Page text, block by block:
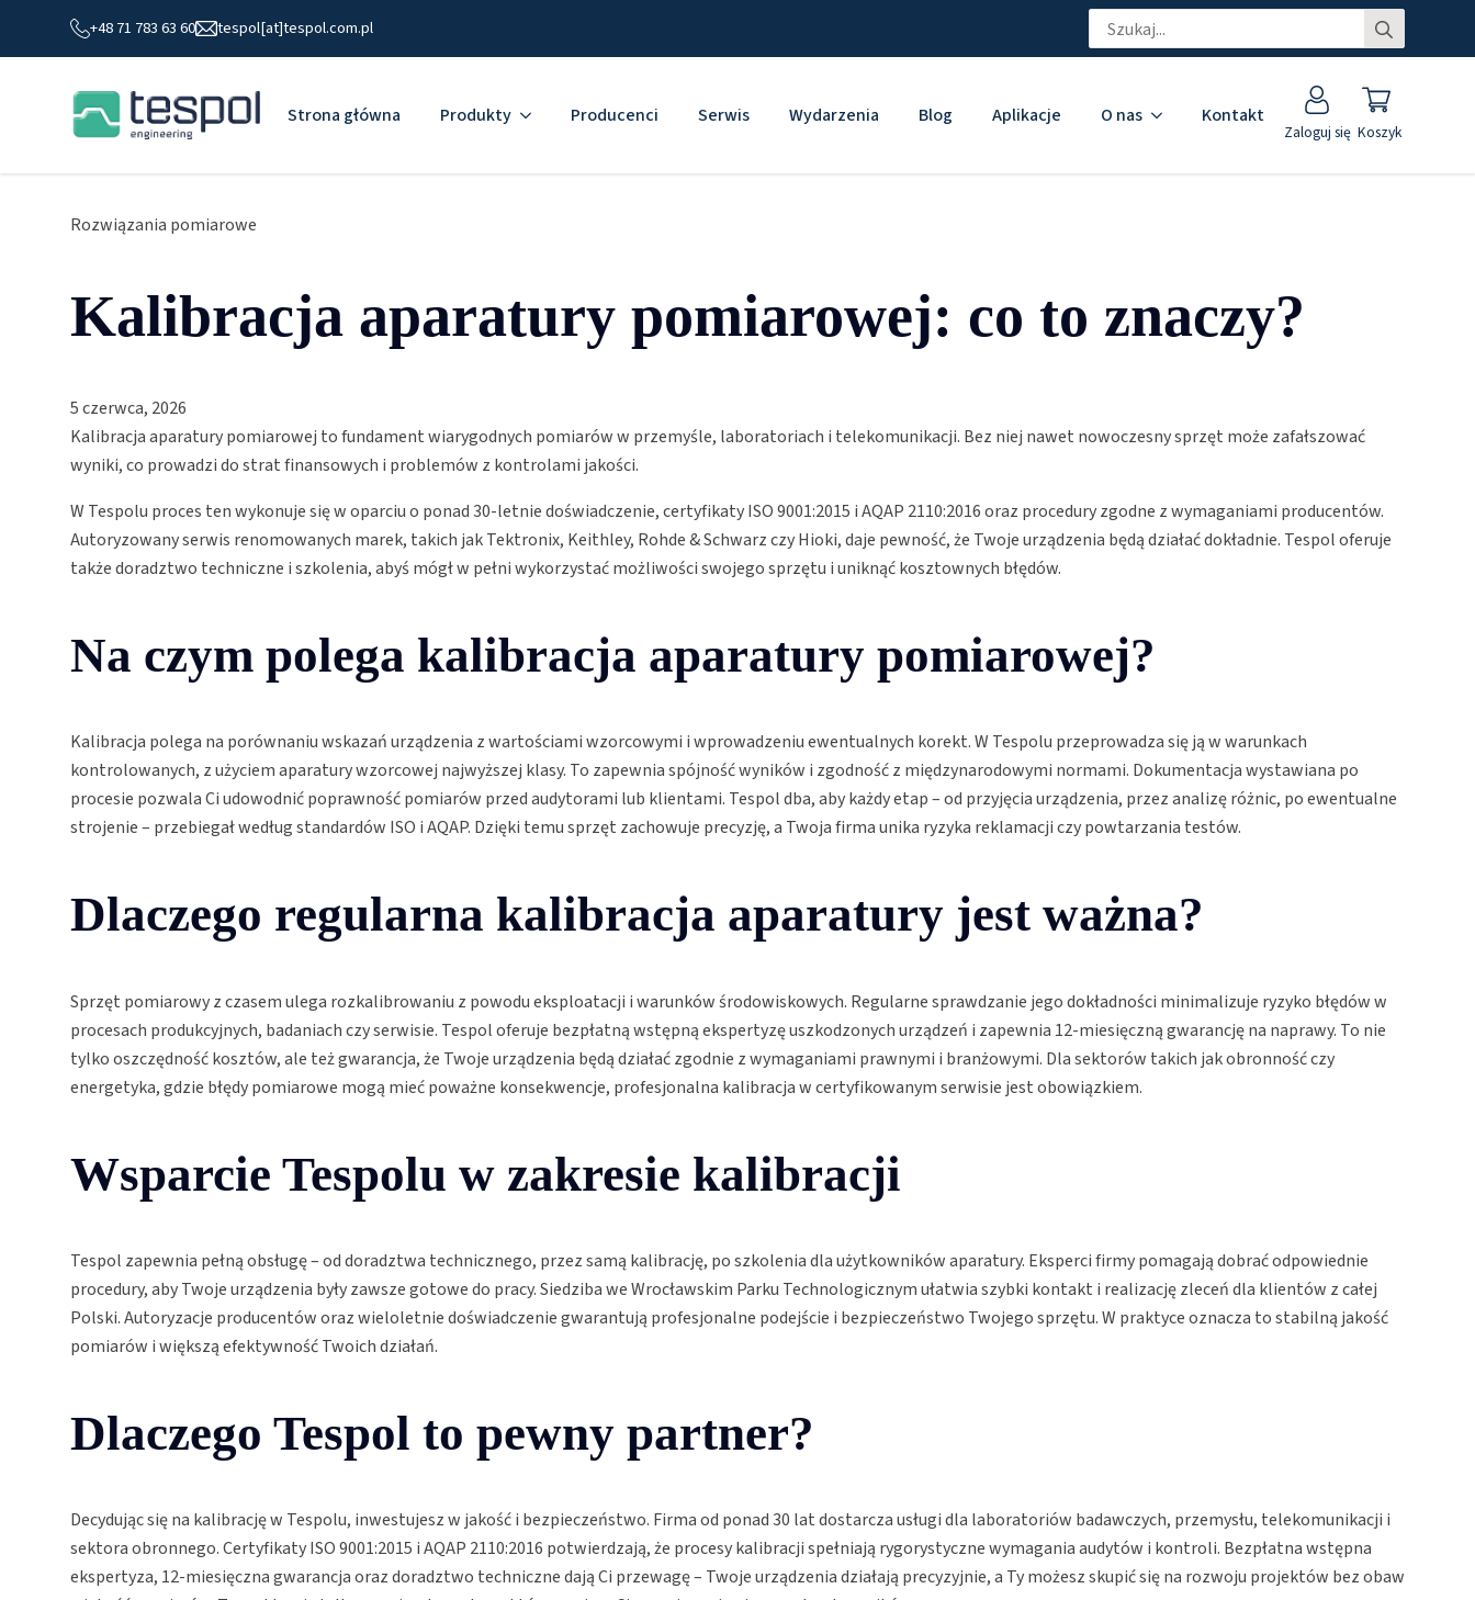
+48 71 783 63 60 tespol[at]tespol.com.pl
for:
Strona główna Produkty Producenci Serwis Wydarzenia Blog Aplikacje O nas Kontakt
Zaloguj się Koszyk
Rozwiązania pomiarowe
Kalibracja aparatury pomiarowej: co to znaczy?
5 czerwca, 2026
Kalibracja aparatury pomiarowej to fundament wiarygodnych pomiarów w przemyśle, laboratoriach i telekomunikacji. Bez niej nawet nowoczesny sprzęt może zafałszować
wyniki, co prowadzi do strat finansowych i problemów z kontrolami jakości.
W Tespolu proces ten wykonuje się w oparciu o ponad 30-letnie doświadczenie, certyfikaty ISO 9001:2015 i AQAP 2110:2016 oraz procedury zgodne z wymaganiami producentów.
Autoryzowany serwis renomowanych marek, takich jak Tektronix, Keithley, Rohde & Schwarz czy Hioki, daje pewność, że Twoje urządzenia będą działać dokładnie. Tespol oferuje
także doradztwo techniczne i szkolenia, abyś mógł w pełni wykorzystać możliwości swojego sprzętu i uniknąć kosztownych błędów.
Na czym polega kalibracja aparatury pomiarowej?
Kalibracja polega na porównaniu wskazań urządzenia z wartościami wzorcowymi i wprowadzeniu ewentualnych korekt. W Tespolu przeprowadza się ją w warunkach
kontrolowanych, z użyciem aparatury wzorcowej najwyższej klasy. To zapewnia spójność wyników i zgodność z międzynarodowymi normami. Dokumentacja wystawiana po
procesie pozwala Ci udowodnić poprawność pomiarów przed audytorami lub klientami. Tespol dba, aby każdy etap – od przyjęcia urządzenia, przez analizę różnic, po ewentualne
strojenie – przebiegał według standardów ISO i AQAP. Dzięki temu sprzęt zachowuje precyzję, a Twoja firma unika ryzyka reklamacji czy powtarzania testów.
Dlaczego regularna kalibracja aparatury jest ważna?
Sprzęt pomiarowy z czasem ulega rozkalibrowaniu z powodu eksploatacji i warunków środowiskowych. Regularne sprawdzanie jego dokładności minimalizuje ryzyko błędów w
procesach produkcyjnych, badaniach czy serwisie. Tespol oferuje bezpłatną wstępną ekspertyzę uszkodzonych urządzeń i zapewnia 12-miesięczną gwarancję na naprawy. To nie
tylko oszczędność kosztów, ale też gwarancja, że Twoje urządzenia będą działać zgodnie z wymaganiami prawnymi i branżowymi. Dla sektorów takich jak obronność czy
energetyka, gdzie błędy pomiarowe mogą mieć poważne konsekwencje, profesjonalna kalibracja w certyfikowanym serwisie jest obowiązkiem.
Wsparcie Tespolu w zakresie kalibracji
Tespol zapewnia pełną obsługę – od doradztwa technicznego, przez samą kalibrację, po szkolenia dla użytkowników aparatury. Eksperci firmy pomagają dobrać odpowiednie
procedury, aby Twoje urządzenia były zawsze gotowe do pracy. Siedziba we Wrocławskim Parku Technologicznym ułatwia szybki kontakt i realizację zleceń dla klientów z całej
Polski. Autoryzacje producentów oraz wieloletnie doświadczenie gwarantują profesjonalne podejście i bezpieczeństwo Twojego sprzętu. W praktyce oznacza to stabilną jakość
pomiarów i większą efektywność Twoich działań.
Dlaczego Tespol to pewny partner?
Decydując się na kalibrację w Tespolu, inwestujesz w jakość i bezpieczeństwo. Firma od ponad 30 lat dostarcza usługi dla laboratoriów badawczych, przemysłu, telekomunikacji i
sektora obronnego. Certyfikaty ISO 9001:2015 i AQAP 2110:2016 potwierdzają, że procesy kalibracji spełniają rygorystyczne wymagania audytów i kontroli. Bezpłatna wstępna
ekspertyza, 12-miesięczna gwarancja oraz doradztwo techniczne dają Ci przewagę – Twoje urządzenia działają precyzyjnie, a Ty możesz skupić się na rozwoju projektów bez obaw